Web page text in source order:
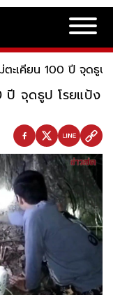
ตะเคียน 100 ปี จุดธูป
ปี จุดธูป โรยแป้ง